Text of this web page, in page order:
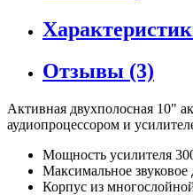
Отзывы (3)
Активная двухполосная 10"
аудиопроцессором и
Мощность усилителя
Максимальное звуковое
Корпус из